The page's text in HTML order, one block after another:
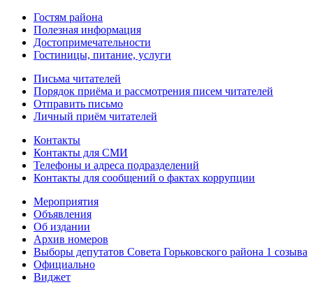
Гостям района
Полезная информация
Достопримечательности
Гостиницы, питание, услуги
Письма читателей
Порядок приёма и рассмотрения писем читателей
Отправить письмо
Личный приём читателей
Контакты
Контакты для СМИ
Телефоны и адреса подразделений
Контакты для сообщений о фактах коррупции
Мероприятия
Объявления
Об издании
Архив номеров
Выборы депутатов Совета Горьковского района 1 созыва
Официально
Виджет